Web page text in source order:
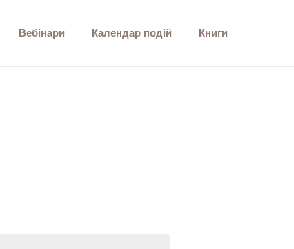
Вебінари Календар подій Книги